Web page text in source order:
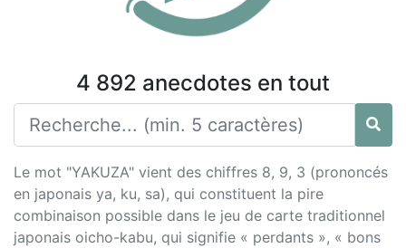
4 892 anecdotes en tout
Le mot "YAKUZA" vient des chiffres 8, 9, 3 (prononcés
en japonais ya, ku, sa), qui constituent la pire
combinaison possible dans le jeu de carte traditionnel
japonais oicho-kabu, qui signifie « perdants », « bons